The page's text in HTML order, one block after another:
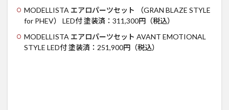
MODELLISTA エアロパーツセット （GRAN BLAZE STYLE
for PHEV） LED付 塗装済：311,300円（税込）
MODELLISTA エアロパーツセット AVANT EMOTIONAL
STYLE LED付 塗装済：251,900円（税込）